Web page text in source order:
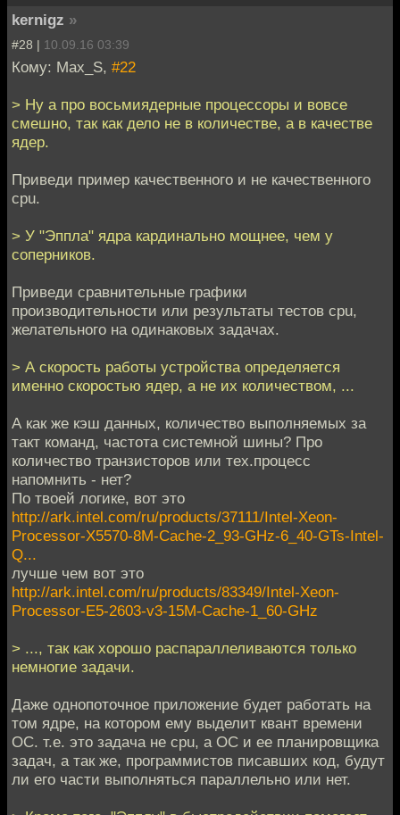
kernigz »
#28 | 10.09.16 03:39
Кому: Max_S, #22
> Ну а про восьмиядерные процессоры и вовсе
смешно, так как дело не в количестве, а в качестве
ядер.
Приведи пример качественного и не качественного
cpu.
> У "Эппла" ядра кардинально мощнее, чем у
соперников.
Приведи сравнительные графики
производительности или результаты тестов cpu,
желательного на одинаковых задачах.
> А скорость работы устройства определяется
именно скоростью ядер, а не их количеством, ...
А как же кэш данных, количество выполняемых за
такт команд, частота системной шины? Про
количество транзисторов или тех.процесс
напомнить - нет?
По твоей логике, вот это
http://ark.intel.com/ru/products/37111/Intel-Xeon-
Processor-X5570-8M-Cache-2_93-GHz-6_40-GTs-Intel-
Q...
лучше чем вот это
http://ark.intel.com/ru/products/83349/Intel-Xeon-
Processor-E5-2603-v3-15M-Cache-1_60-GHz
> ..., так как хорошо распараллеливаются только
немногие задачи.
Даже однопоточное приложение будет работать на
том ядре, на котором ему выделит квант времени
ОС. т.е. это задача не cpu, а ОС и ее планировщика
задач, а так же, программистов писавших код, будут
ли его части выполняться параллельно или нет.